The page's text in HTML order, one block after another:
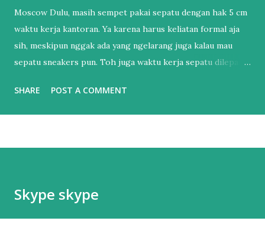
Moscow Dulu, masih sempet pakai sepatu dengan hak 5 cm
waktu kerja kantoran. Ya karena harus keliatan formal aja
sih, meskipun nggak ada yang ngelarang juga kalau mau
sepatu sneakers pun. Toh juga waktu kerja sepatu dilepas
Setelahnya, bertahun-tahun hanya punya 1 sepatu sneakers
yang buat gw nggak apa mahal yang penting nyaman.
SHARE POST A COMMENT
Skype skype